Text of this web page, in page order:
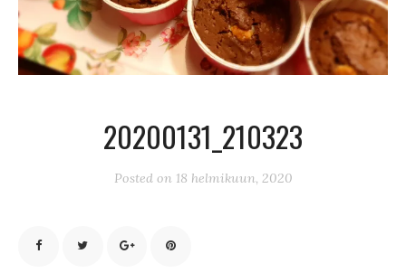
20200131_210323
Posted on 18 helmikuun, 2020